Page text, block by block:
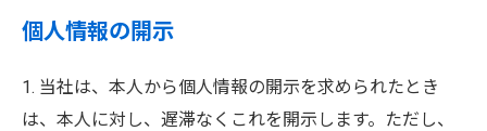
個人情報の開示
1. 当社は、本人から個人情報の開示を求められたとき
は、本人に対し、遅滞なくこれを開示します。ただし、